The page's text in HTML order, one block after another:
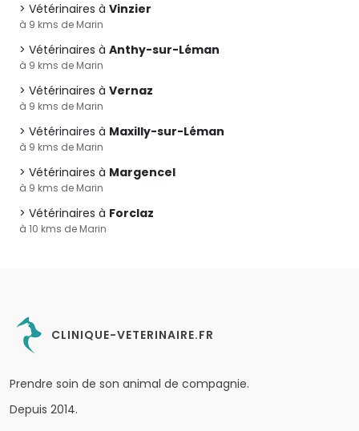
Vétérinaires à Vinzier
à 9 kms de Marin
Vétérinaires à Anthy-sur-Léman
à 9 kms de Marin
Vétérinaires à Vernaz
à 9 kms de Marin
Vétérinaires à Maxilly-sur-Léman
à 9 kms de Marin
Vétérinaires à Margencel
à 9 kms de Marin
Vétérinaires à Forclaz
à 10 kms de Marin
CLINIQUE-VETERINAIRE.FR
Prendre soin de son animal de compagnie.
Depuis 2014.